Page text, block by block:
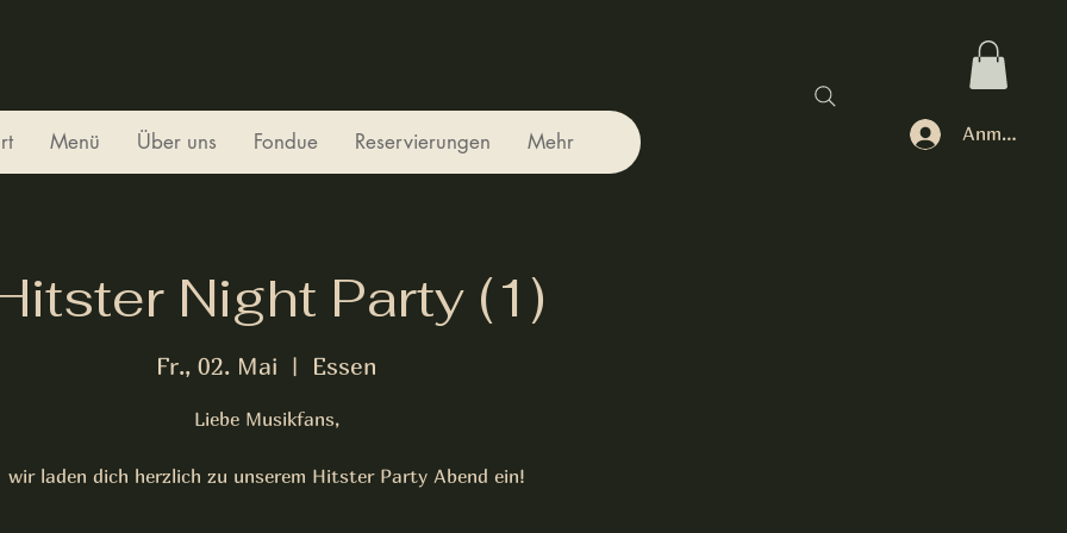
Menü Über uns Fondue Reservierungen Mehr Anmelden
Night Party (1)
Fr., 02. Mai
  |
Essen
Liebe Musikfans,
wir laden dich herzlich zu unserem Hitster Party Abend ein!